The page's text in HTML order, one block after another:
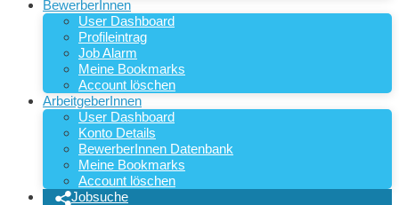
BewerberInnen
User Dashboard
Profileintrag
Job Alarm
Meine Bookmarks
Account löschen
ArbeitgeberInnen
User Dashboard
Konto Details
BewerberInnen Datenbank
Meine Bookmarks
Account löschen
Jobsuche